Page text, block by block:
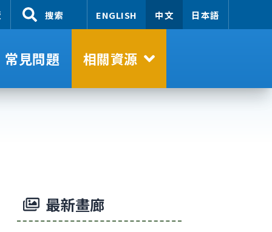
搜索 ENGLISH 中文 日本語
常見問題 相關資源
最新畫廊